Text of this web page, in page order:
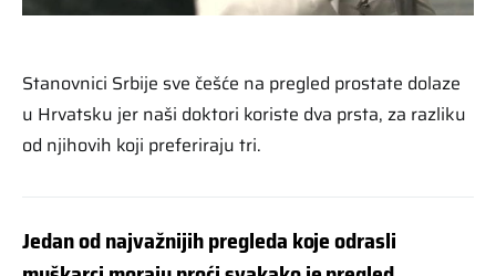
Stanovnici Srbije sve češće na pregled prostate dolaze
u Hrvatsku jer naši doktori koriste dva prsta, za razliku
od njihovih koji preferiraju tri.
Jedan od najvažnijih pregleda koje odrasli